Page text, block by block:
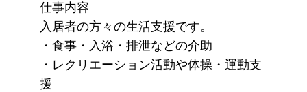
仕事内容
入居者の方々の生活支援です。
・食事・入浴・排泄などの介助
・レクリエーション活動や体操・運動支
援